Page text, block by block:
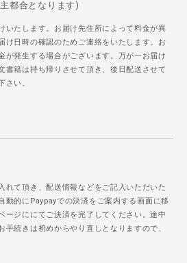
都合となります)
いたします。お届け先住所によって料金が異
け日時の確認のためご連絡をいたします。お
が発生する場合がございます。万が一お届け
書籍は持ち帰りさせて頂き、後日配送させて
さい。
れて頂き、配送情報などをご記入いただいた
動的にPaypayでの決済をご案内する画面に移
ージににてご決済を完了してください。途中
手続きは初めからやり直しとなりますので、